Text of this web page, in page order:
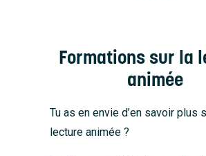
Formations sur la
animée
Tu as en envie d’en savoir plus
lecture animée ?